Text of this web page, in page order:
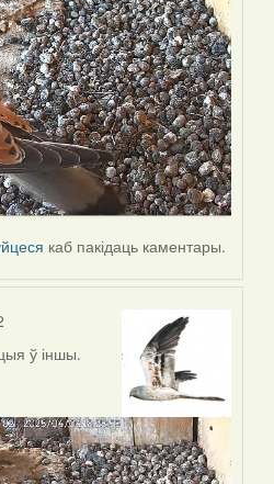
каб пакідаць каментары.
ў іншы.